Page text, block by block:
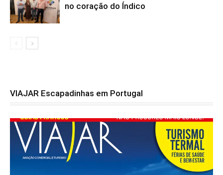
no coração do Índico
VIAJAR Escapadinhas em Portugal